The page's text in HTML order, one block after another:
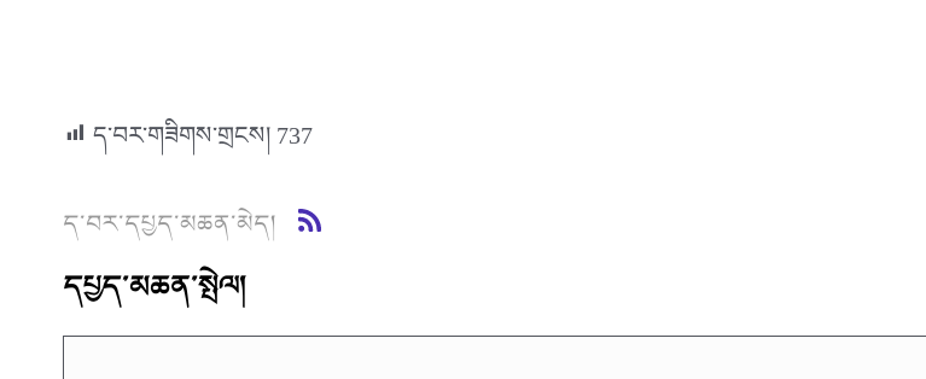
ད་བར་གཟིགས་གྲངས།737
ད་བར་དཔྱད་མཆན་མེད།
དཔྱད་མཆན་སྤེལ།